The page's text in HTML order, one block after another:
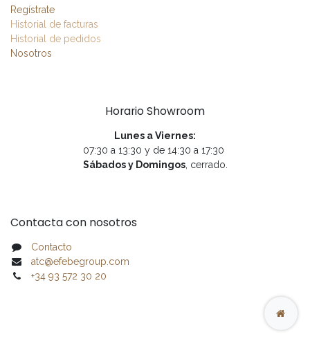
Regístrate
Historial de facturas
Historial de pedidos
Nosotros
Horario Showroom
Lunes a Viernes:
07:30 a 13:30 y de 14:30 a 17:30
Sábados y Domingos, cerrado.
Contacta con nosotros
Contacto
atc@efebegroup.com
+34 93 572 30 20